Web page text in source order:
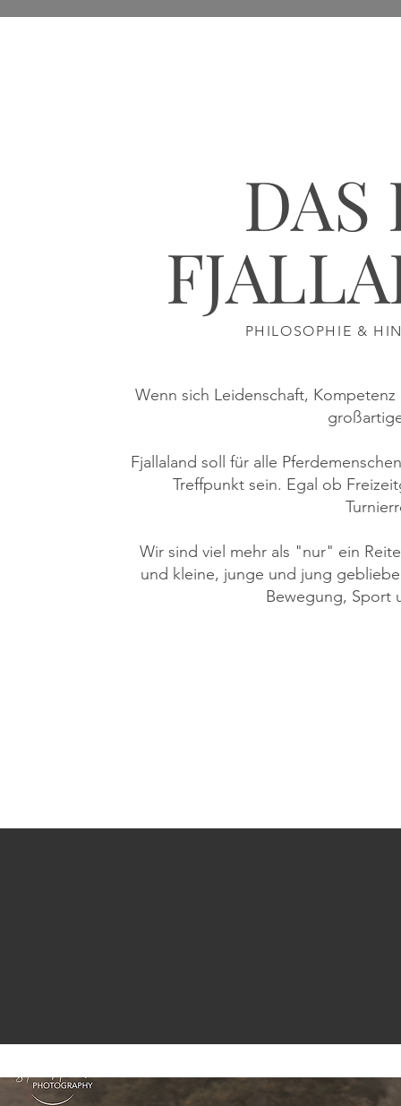
DAS
PHILOSOPHIE &
Wenn sich Leidenschaft,
Fjallaland soll für alle
Treffpunkt sein. Egal ob
Wir sind viel mehr als "nur" ein
und kleine, junge und jung
Bewegung, Sport